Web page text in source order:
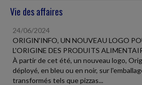
Vie des affaires
24/06/2024
ORIGIN'INFO, UN NOUVEAU LOGO
L'ORIGINE DES PRODUITS
À partir de cet été, un nouveau logo,
déployé, en bleu ou en noir, sur
transformés tels que pizzas...